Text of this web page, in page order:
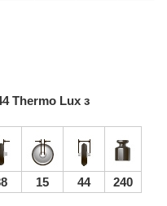
Thermo Lux з
15 44 240